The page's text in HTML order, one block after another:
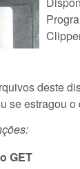
deste
se estragou o
GET